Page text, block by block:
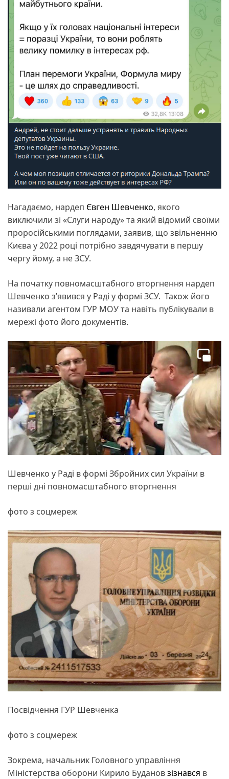
Нагадаємо, нардеп Євген Шевченко, якого
виключили зі «Слуги народу» та який відомий своїми
проросійськими поглядами, заявив, що звільненню
Києва у 2022 році потрібно завдячувати в першу
чергу йому, а не ЗСУ.
На початку повномасштабного вторгнення нардеп
Шевченко з’явився у Раді у формі ЗСУ. Також його
називали агентом ГУР МОУ та навіть публікували в
мережі фото його документів.
Шевченко у Раді в формі Збройних сил України в
перші дні повномасштабного вторгнення
фото з соцмереж
Посвідчення ГУР Шевченка
фото з соцмереж
Зокрема, начальник Головного управління
Міністерства оборони Кирило Будановзізнався в